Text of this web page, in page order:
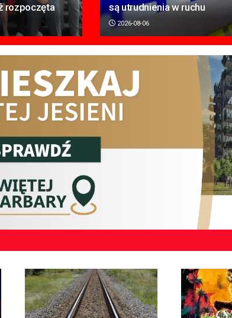
rozpoczęta
są utrudnienia w ruchu
2026-08-06